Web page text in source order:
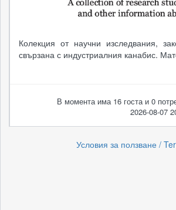
Колекция от научни изследвания,
свързана с индустриалния канабис.
В момента има 16 госта и 0
2026-08-07
Условия за ползване /